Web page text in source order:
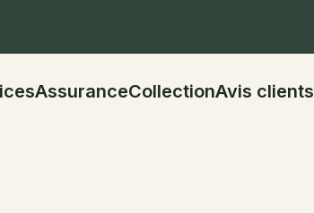
AssuranceCollectionAvis clients